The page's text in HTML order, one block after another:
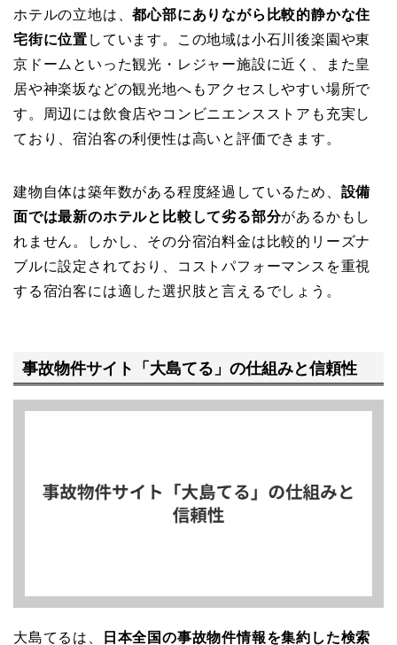
ホテルの立地は、都心部にありながら比較的静かな住
宅街に位置 しています。この地域は小石川後楽園や東
京ドームといった観光・レジャー施設に近く、また皇
居や神楽坂などの観光地へもアクセスしやすい場所で
す。周辺には飲食店やコンビニエンスストアも充実し
ており、宿泊客の利便性は高いと評価できます。
建物自体は築年数がある程度経過しているため、 設備
面では最新のホテルと比較して劣る部分があるかもし
れません。しかし、その分宿泊料金は比較的リーズナ
ブルに設定されており、コストパフォーマンスを重視
する宿泊客には適した選択肢と言えるでしょう。
事故物件サイト「大島てる」の仕組みと信頼性
大島てるは、
日本全国の事故物件情報を集約した検索